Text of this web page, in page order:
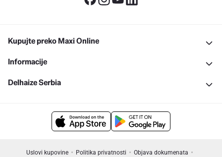
Kupujte preko Maxi Online
Informacije
Delhaize Serbia
Uslovi kupovine Politika privatnosti
Objava dokumenata